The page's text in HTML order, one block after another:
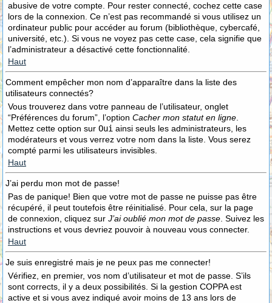
abusive de votre compte. Pour rester connecté, cochez cette case
lors de la connexion. Ce n’est pas recommandé si vous utilisez un
ordinateur public pour accéder au forum (bibliothèque, cybercafé,
université, etc.). Si vous ne voyez pas cette case, cela signifie que
l’administrateur a désactivé cette fonctionnalité.
Haut
Comment empêcher mon nom d’apparaître dans la liste des
utilisateurs connectés?
Vous trouverez dans votre panneau de l’utilisateur, onglet
“Préférences du forum”, l’option Cacher mon statut en ligne
Mettez cette option sur Oui ainsi seuls les administrateurs, les
modérateurs et vous verrez votre nom dans la liste. Vous serez
compté parmi les utilisateurs invisibles.
Haut
J’ai perdu mon mot de passe!
Pas de panique! Bien que votre mot de passe ne puisse pas être
récupéré, il peut toutefois être réinitialisé. Pour cela, sur la page
de connexion, cliquez sur J’ai oublié mon mot de passe . Suivez les
instructions et vous devriez pouvoir à nouveau vous connecter.
Haut
Je suis enregistré mais je ne peux pas me connecter!
Vérifiez, en premier, vos nom d’utilisateur et mot de passe. S’ils
sont corrects, il y a deux possibilités. Si la gestion COPPA est
active et si vous avez indiqué avoir moins de 13 ans lors de